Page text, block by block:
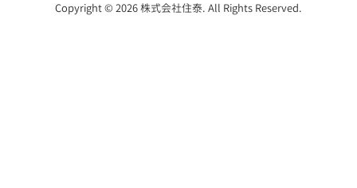
Copyright © 2026 株式会社住泰. All Rights Reserved.